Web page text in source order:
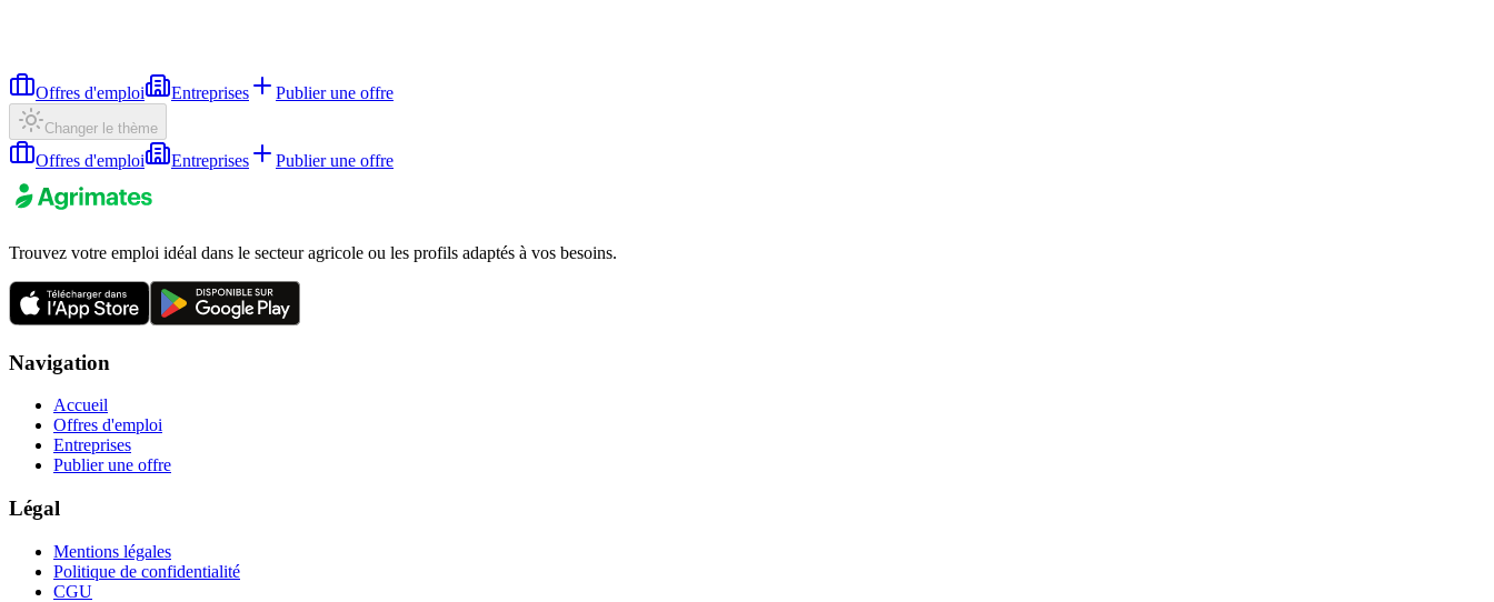
Offres d'emploi Entreprises Publier une offre
Changer le thème
Offres d'emploi Entreprises Publier une offre
Trouvez votre emploi idéal dans le secteur agricole ou les profils adaptés à vos besoins.
Navigation
Accueil
Offres d'emploi
Entreprises
Publier une offre
Légal
Mentions légales
Politique de confidentialité
CGU